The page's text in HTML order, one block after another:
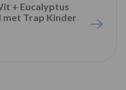
+ Eucalyptus
met Trap Kinder